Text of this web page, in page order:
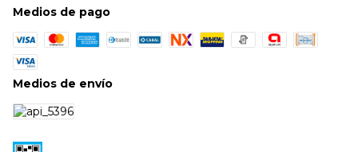
Medios de pago
Medios de envío